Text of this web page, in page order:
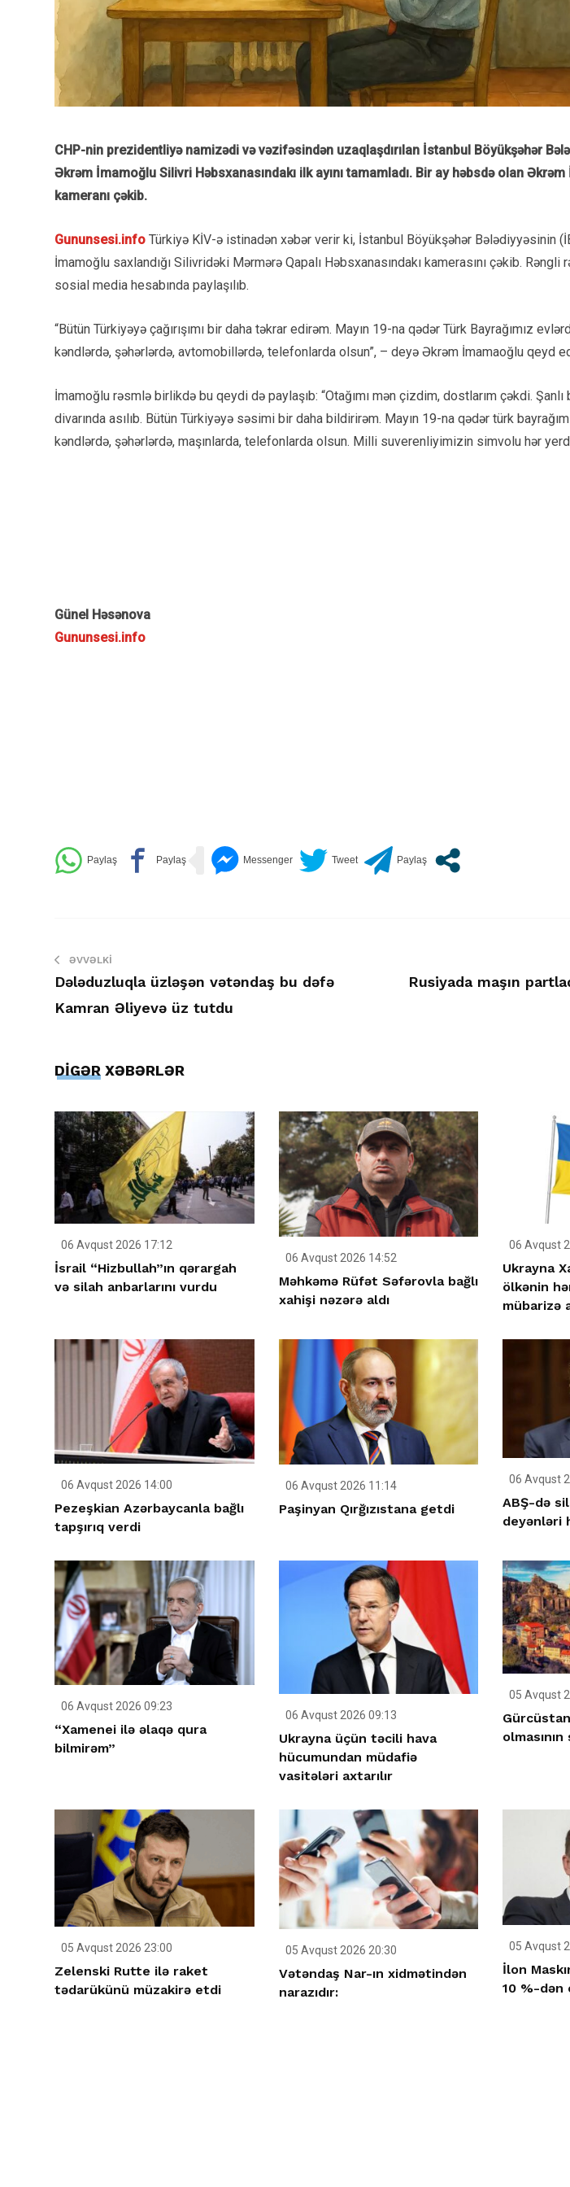
CHP-nin prezidentliyə namizədi və vəzifəsindən uzaqlaşdırılan İstanbul Böyükşəhər
Əkrəm İmamoğlu Silivri Həbsxanasındakı ilk ayını tamamladı. Bir ay həbsdə olan Əkrəm
kameranı çəkib.
Gununsesi.info Türkiyə KİV-ə istinadən xəbər verir ki, İstanbul Böyükşəhər Bələdiyyəsinin
İmamoğlu saxlandığı Silivridəki Mərmərə Qapalı Həbsxanasındakı kamerasını çəkib. Rəngli
sosial media hesabında paylaşılıb.
“Bütün Türkiyəyə çağırışımı bir daha təkrar edirəm. Mayın 19-na qədər Türk Bayrağımız
kəndlərdə, şəhərlərdə, avtomobillərdə, telefonlarda olsun”, – deyə Əkrəm İmamaoğlu qeyd
İmamoğlu rəsmlə birlikdə bu qeydi də paylaşıb: “Otağımı mən çizdim, dostlarım çəkdi. Şanlı
divarında asılıb. Bütün Türkiyəyə səsimi bir daha bildirirəm. Mayın 19-na qədər türk
kəndlərdə, şəhərlərdə, maşınlarda, telefonlarda olsun. Milli suverenliyimizin simvolu hər
Günel Həsənova
Gununsesi.info
ƏVVƏLKI
Dələduzluqla üzləşən vətəndaş bu dəfə
Kamran Əliyevə üz tutdu
Rusiyada maşın
DİGƏR XƏBƏRLƏR
06 Avqust 2026 17:12
İsrail “Hizbullah”ın qərargah
və silah anbarlarını vurdu
06 Avqust 2026 14:52
Məhkəmə Rüfət Səfərovla bağlı
xahişi nəzərə aldı
06 Avqust
Ukrayna
ölkənin
mübarizə
06 Avqust 2026 14:00
Pezeşkian Azərbaycanla bağlı
tapşırıq verdi
06 Avqust 2026 11:14
Paşinyan Qırğızıstana getdi
06 Avqust
ABŞ-də
deyənləri
06 Avqust 2026 09:23
“Xamenei ilə əlaqə qura
bilmirəm”
06 Avqust 2026 09:13
Ukrayna üçün təcili hava
hücumundan müdafiə
vasitələri axtarılır
05 Avqust
olmasının
05 Avqust 2026 23:00
Zelenski Rutte ilə raket
tədarükünü müzakirə etdi
05 Avqust 2026 20:30
Vətəndaş Nar-ın xidmətindən
narazıdır:
05 Avqust
İlon
10 %-dən